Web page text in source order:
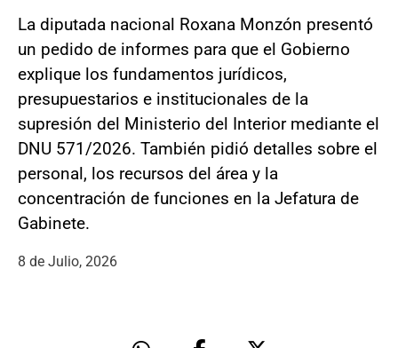
La diputada nacional Roxana Monzón presentó
un pedido de informes para que el Gobierno
explique los fundamentos jurídicos,
presupuestarios e institucionales de la
supresión del Ministerio del Interior mediante el
DNU 571/2026. También pidió detalles sobre el
personal, los recursos del área y la
concentración de funciones en la Jefatura de
Gabinete.
8 de Julio, 2026